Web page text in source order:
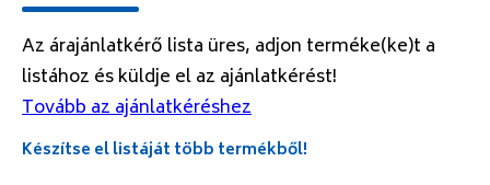
Az árajánlatkérő lista üres, adjon terméke(ke)t a
listához és küldje el az ajánlatkérést!
Tovább az ajánlatkéréshez
Készítse el listáját több termékből!